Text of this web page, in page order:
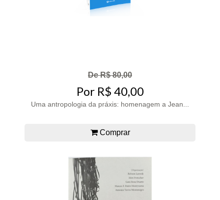
De R$ 80,00
Por R$ 40,00
Uma antropologia da práxis: homenagem a Jean...
Comprar